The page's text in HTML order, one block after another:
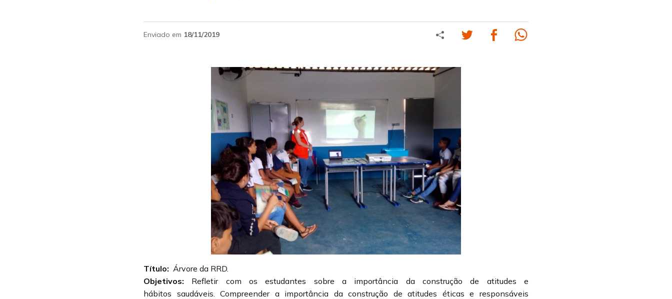
Enviado em 18/11/2019
Título: Árvore da RRD.
Objetivos:
Refletir com os estudantes sobre a importância da construção de atitudes e
hábitos saudáveis. Compreender a importância da construção de atitudes éticas e responsáveis